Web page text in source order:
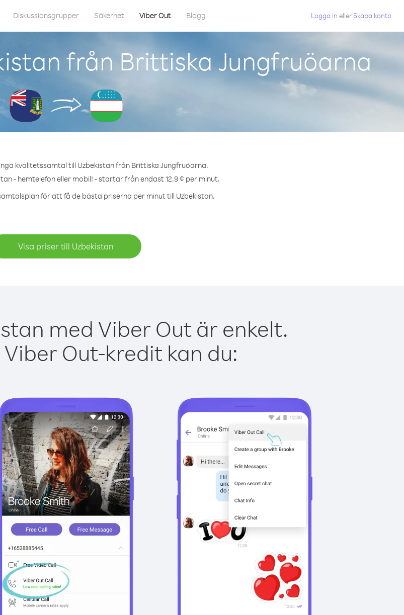
Diskussionsgrupper Säkerhet Viber Out Blogg Logga in eller Skapa konto
från Brittiska Jungfruöarna
kvalitetssamtal till Uzbekistan från Brittiska Jungfruöarna.
- hemtelefon eller mobil! - startar från endast 12.9 ¢ per minut.
för att få de bästa priserna per minut till Uzbekistan.
Visa priser till Uzbekistan
med Viber Out är enkelt.
Out-kredit kan du: